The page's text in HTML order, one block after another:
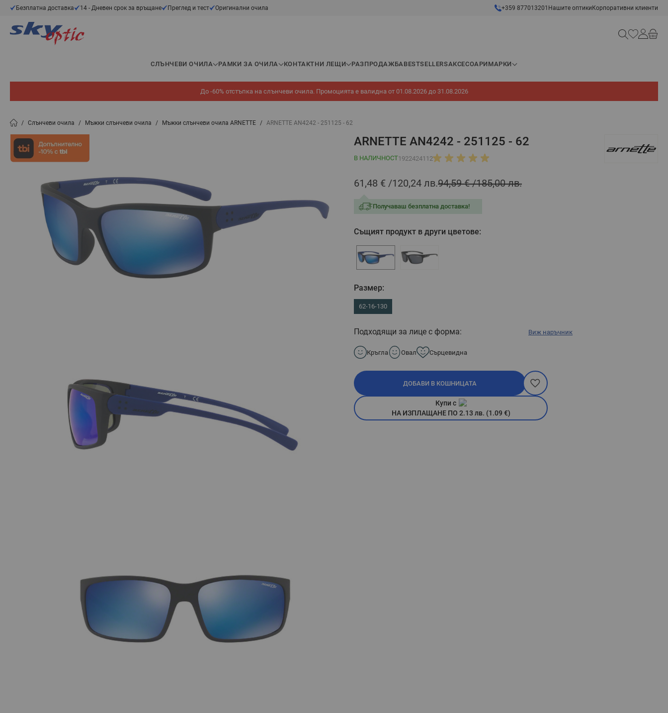
Прескачане към съдържанието
Безплатна доставка 14 - Дневен срок за връщане Преглед и тест Оригинални очила +359 877013201 Нашите оптики Корпоративни клиенти
Търсене
СЛЪНЧЕВИ ОЧИЛА РАМКИ ЗА ОЧИЛА КОНТАКТНИ ЛЕЩИ РАЗПРОДАЖБАBESTSELLERSАКСЕСОАРИ МАРКИ
До -60% отстъпка на слънчеви очила. Промоцията е валидна от 01.08.2026 до 31.08.2026
/ Слънчеви очила / Мъжки слънчеви очила / Мъжки слънчеви очила ARNETTE / ARNETTE AN4242 - 251125 - 62
ARNETTE AN4242 - 251125 - 62
В НАЛИЧНОСТ1922424112
94,59 € 185,00 лв.
61,48 € 120,24 лв.
Получаваш безплатна доставка!
Същият продукт в други цветове:
Размер:
62-16-130
Подходящи за лице с форма: Виж наръчник
Кръгла Овал Сърцевидна
ДОБАВИ В КОШНИЦАТА
Купи с
НА ИЗПЛАЩАНЕ ПО 2.13 лв. (1.09 €)